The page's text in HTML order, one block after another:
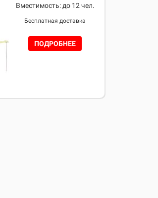
Вместимость: до 12 чел.
Бесплатная доставка
ПОДРОБНЕЕ